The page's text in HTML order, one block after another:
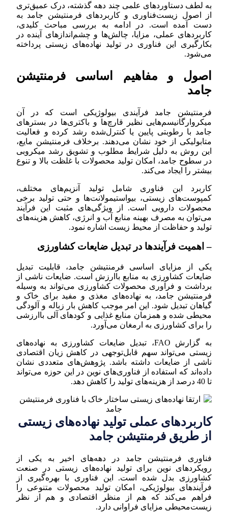
به لطف دستاوردهای علمی چند دهه گذشته، درک عمیق‌تری
از اصول زیست‌فناوری و کاربردهای فرمنتیشن جامد به
دست آمده است. در ادامه به بررسی مباحث کلیدی،
کاربردهای عملی، مزایا، چالش‌ها و چشم‌اندازهای آینده در
بکارگیری این فناوری در تولید نهاده‌های زیستی پرداخته
می‌شود.
اصول و مفاهیم اساسی فرمنتیشن
جامد
فرمنتیشن جامد فرآیندی بیولوژیکی است که در آن
میکروارگانیسم‌هایی نظیر قارچ‌ها و باکتری‌ها در بسترهای
جامد با رطوبتی پایین یا کنترل‌شده رشد کرده و فعالیت
متابولیکی از خود نشان می‌دهند. برخلاف فرمنتیشن مایع،
این روش به دلیل شرایط مطلوب و تشویق رشد میکروبی
در سطوح جامد، امکان تولید محصولات با غلظت بالا و تنوع
بیشتر را ایجاد می‌کند.
کاربرد این فناوری شامل تولید آنزیم‌های مختلف،
کمپوست‌های زیستی، بیواستیمولانت‌ها و حتی تولید برخی
محصولات دارویی است. از ویژگی‌های مثبت این فرآیند
می‌توان به مصرف بهینه منابع آب و انرژی، کاهش هزینه‌های
تولید و حفاظت از محیط زیست اشاره نمود.
– اهمیت فرآیندها در تبدیل ضایعات کشاورزی
یکی از مزایای اساسی فرمنتیشن جامد، قابلیت تبدیل
ضایعات کشاورزی به منابع باارزش است. ضایعات ناشی از
برداشت و فرآوری محصولات کشاورزی می‌تواند به وسیله
فرمنتیشن جامد، به نهاده‌های مغذی و مفید برای خاک و
گیاهان تبدیل شود. این امر موجب کاهش بار زباله و آلودگی
محیطی شده و همزمان منابع غذایی و کودهای آلی باارزشی
را برای کشاورزی به ارمغان می‌آورد.
به گزارش FAO، تبدیل ضایعات کشاورزی به نهاده‌های
زیستی می‌تواند سهم قابل‌توجهی در کاهش زیان اقتصادی
ناشی از ضایعات داشته باشد. پژوهش‌های متعددی نشان
داده‌اند که استفاده از فناوری‌های نوین در این حوزه می‌تواند
تا 40 درصد از هزینه‌های تولید را کاهش دهد.
کاربردهای عملی تولید نهاده‌های زیستی
از طریق فرمنتیشن جامد
فناوری فرمنتیشن جامد در دهه‌های اخیر به یکی از
رویکردهای نوین برای تولید نهاده‌های زیستی در صنعت
کشاورزی بدل شده است. این فناوری با بهره‌گیری از
فرآیندهای بیولوژیکی، امکان تولید محصولات متنوعی را
فراهم می‌کند که هم از منظر اقتصادی و هم از نظر
زیست‌محیطی مزایای فراوانی دارد.